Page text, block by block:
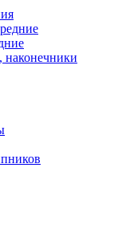
наконечники